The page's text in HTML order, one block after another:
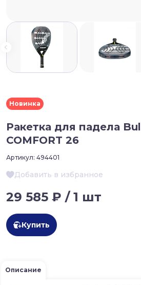
Новинка
Ракетка для падела
COMFORT 26
Артикул: 494401
Добавить в избранное
29 585 ₽ / 1 шт
Купить
Описание